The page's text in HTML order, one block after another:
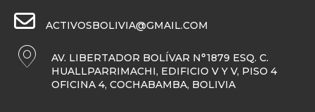
ACTIVOSBOLIVIA@GMAIL.COM
AV. LIBERTADOR BOLÍVAR N°1879 ESQ. C.
HUALLPARRIMACHI, EDIFICIO V Y V, PISO 4
OFICINA 4, COCHABAMBA, BOLIVIA